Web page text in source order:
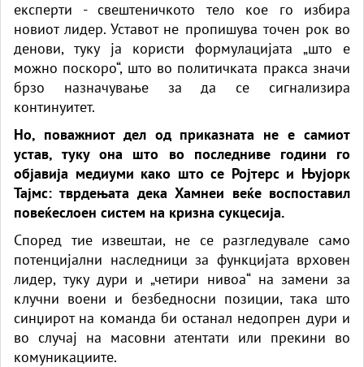
експерти - свештеничкото тело кое го избира
новиот лидер. Уставот не пропишува точен рок во
денови, туку ја користи формулацијата „што е
можно поскоро“, што во политичката пракса значи
брзо назначување за да се сигнализира
континуитет.
Но, поважниот дел од приказната не е самиот
устав, туку она што во последниве години го
објавија медиуми како што се Ројтерс и Њујорк
Тајмс: тврдењата дека Хамнеи веќе воспоставил
повеќеслоен систем на кризна сукцесија.
Според тие извештаи, не се разгледувале само
потенцијални наследници за функцијата врховен
лидер, туку дури и „четири нивоа“ на замени за
клучни воени и безбедносни позиции, така што
синџирот на команда би останал недопрен дури и
во случај на масовни атентати или прекини во
комуникациите.